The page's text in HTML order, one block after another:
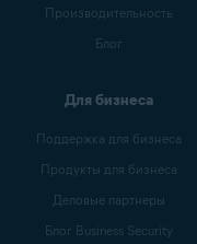
Производительность
Блог
Для бизнеса
Поддержка для бизнеса
Продукты для бизнеса
Деловые партнеры
Блог Business Security